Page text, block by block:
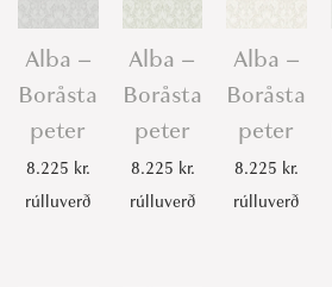
e
r
q
u
Alba –
Boråsta
peter
8.225 kr.
rúlluverð
Alba –
Boråsta
peter
8.225 kr.
rúlluverð
Alba –
Boråsta
peter
8.225 kr.
rúlluverð